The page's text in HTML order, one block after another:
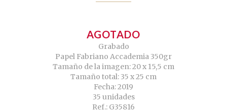
AGOTADO
Grabado
Papel Fabriano Accademia 350gr
Tamaño de la imagen: 20 x 15,5 cm
Tamaño total: 35 x 25 cm
Fecha: 2019
35 unidades
Ref.: G35816